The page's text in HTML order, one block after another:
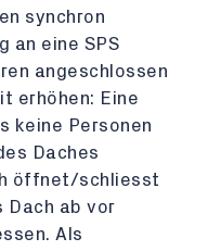
synchron
an eine SPS
angeschlossen
erhöhen: Eine
keine Personen
Daches
öffnet/schliesst
Dach ab vor
Als